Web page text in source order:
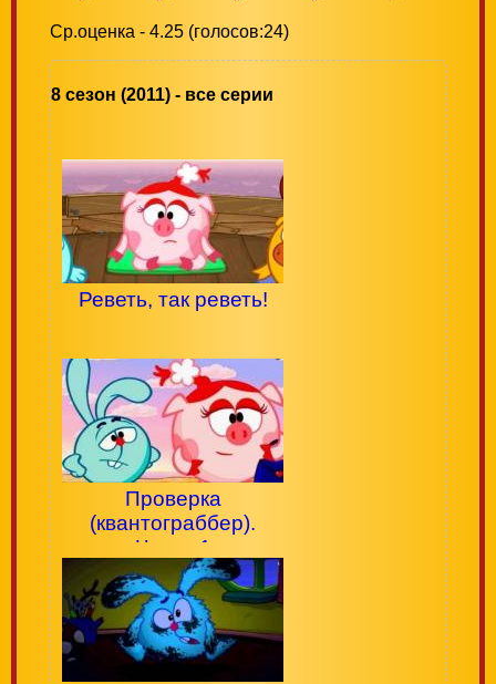
Ср.оценка - 4.25 (голосов:24)
8 сезон (2011) - все серии
Реветь, так реветь!
Проверка
(квантограббер).
Часть 1